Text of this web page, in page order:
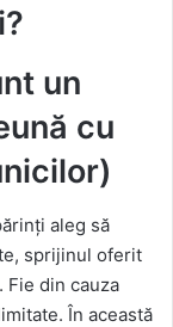
un
cu
aleg să
sprijinul oferit
Fie din cauza
În această